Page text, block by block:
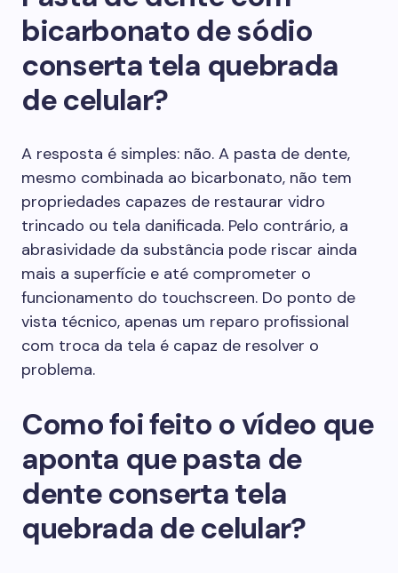
bicarbonato de sódio
conserta tela quebrada
de celular?
A resposta é simples: não. A pasta de dente,
mesmo combinada ao bicarbonato, não tem
propriedades capazes de restaurar vidro
trincado ou tela danificada. Pelo contrário, a
abrasividade da substância pode riscar ainda
mais a superfície e até comprometer o
funcionamento do touchscreen. Do ponto de
vista técnico, apenas um reparo profissional
com troca da tela é capaz de resolver o
problema.
Como foi feito o vídeo que
aponta que pasta de
dente conserta tela
quebrada de celular?